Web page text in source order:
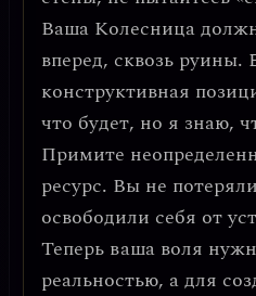
Ваша Колесница
вперед, сквозь руины.
конструктивная
что будет, но я знаю,
Примите
ресурс. Вы не
освободили себя от
Теперь ваша воля
реальностью, а для